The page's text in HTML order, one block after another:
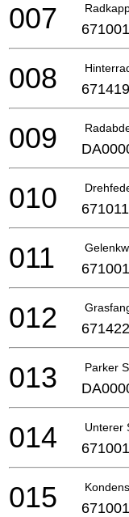
007
008
009
010
011
012
Parker
013
Unterer
014
015